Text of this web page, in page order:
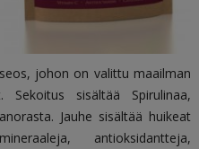
johon on valittu maailman
Sekoitus sisältää Spirulinaa,
Jauhe sisältää huikeat
antioksidantteja,